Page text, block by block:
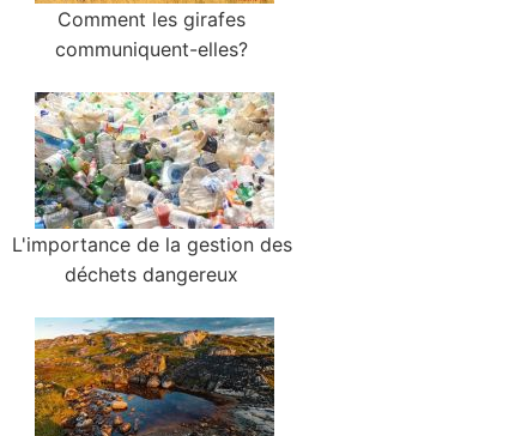
Comment les girafes
communiquent-elles?
L'importance de la gestion des
déchets dangereux